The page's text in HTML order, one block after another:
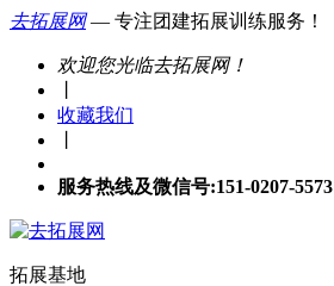
去拓展网— 专注团建拓展训练服务！
欢迎您光临去拓展网！
收藏我们
服务热线及微信号:151-0207-5573
拓展基地